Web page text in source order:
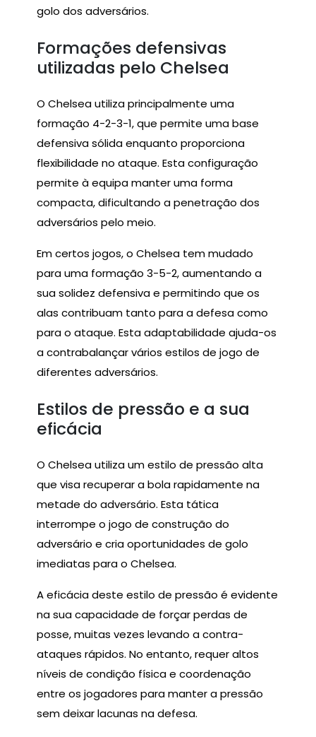
golo dos adversários.
Formações defensivas
utilizadas pelo Chelsea
O Chelsea utiliza principalmente uma
formação 4-2-3-1, que permite uma base
defensiva sólida enquanto proporciona
flexibilidade no ataque. Esta configuração
permite à equipa manter uma forma
compacta, dificultando a penetração dos
adversários pelo meio.
Em certos jogos, o Chelsea tem mudado
para uma formação 3-5-2, aumentando a
sua solidez defensiva e permitindo que os
alas contribuam tanto para a defesa como
para o ataque. Esta adaptabilidade ajuda-os
a contrabalançar vários estilos de jogo de
diferentes adversários.
Estilos de pressão e a sua
eficácia
O Chelsea utiliza um estilo de pressão alta
que visa recuperar a bola rapidamente na
metade do adversário. Esta tática
interrompe o jogo de construção do
adversário e cria oportunidades de golo
imediatas para o Chelsea.
A eficácia deste estilo de pressão é evidente
na sua capacidade de forçar perdas de
posse, muitas vezes levando a contra-
ataques rápidos. No entanto, requer altos
níveis de condição física e coordenação
entre os jogadores para manter a pressão
sem deixar lacunas na defesa.